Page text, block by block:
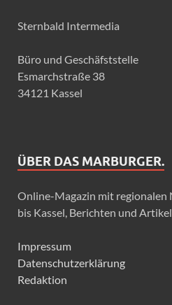
Sternbald Intermedia
Büro und Geschäfststelle
Esmarchstraße 38
34121 Kassel
ÜBER DAS MARBURGER.
Online-Magazin mit regionalen
bis Kassel, Berichten und
Impressum
Datenschutzerklärung
Redaktion